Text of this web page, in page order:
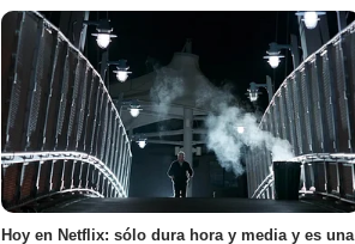
Hoy en Netflix: sólo dura hora y media y es una